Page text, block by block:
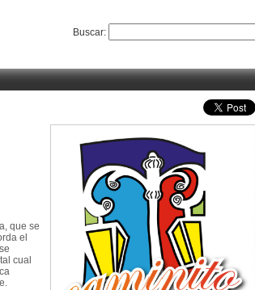
Buscar:
que se
el
cual